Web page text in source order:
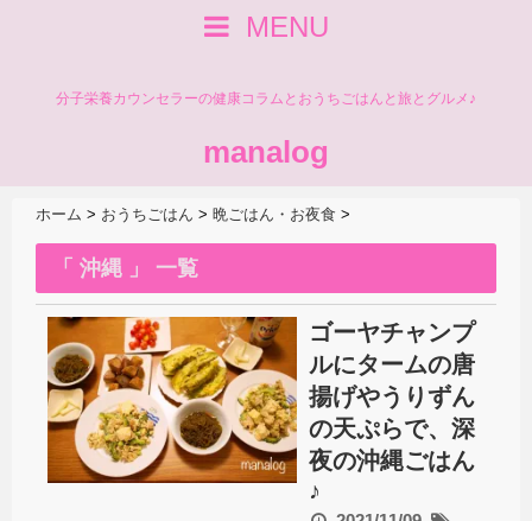
MENU
分子栄養カウンセラーの健康コラムとおうちごはんと旅とグルメ♪
manalog
ホーム > おうちごはん > 晩ごはん・お夜食 >
「 沖縄 」 一覧
ゴーヤチャンプ
ルにタームの唐
揚げやうりずん
の天ぷらで、深
夜の沖縄ごはん
♪